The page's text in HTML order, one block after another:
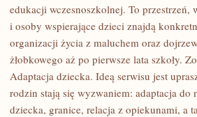
PRAWO
FORMALNOŚCI
edukacji wczesnoszkolnej. To
i osoby wspierające dzieci znajdą
organizacji życia z maluchem oraz
żłobkowego aż po pierwsze lata szkoły.
Adaptacja dziecka. Ideą serwisu jest
rodzin stają się wyzwaniem: adaptacja
dziecka, granice, relacja z opiekunami, a